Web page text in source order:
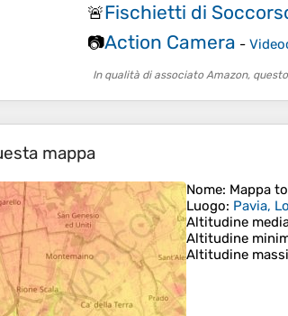
🚨Fischietti di
📷Action Camera -
In qualità di associato Amazon,
mappa
Nome: Mappa
Luogo: Pavia,
Altitudine
Altitudine
Altitudine